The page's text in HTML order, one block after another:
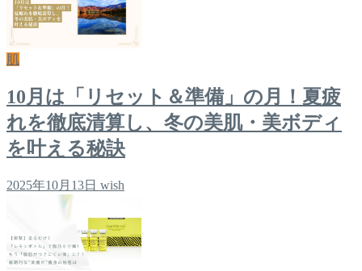
肌
10月は「リセット＆準備」の月！夏疲
れを徹底清算し、冬の美肌・美ボディ
を叶える秘訣
2025年10月13日 wish